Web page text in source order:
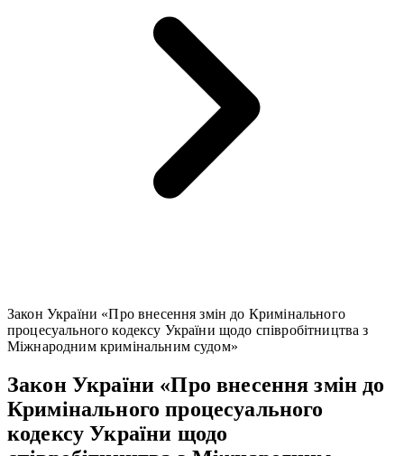
Закон України «Про внесення змін до Кримінального
процесуального кодексу України щодо співробітництва з
Міжнародним кримінальним судом»
Закон України «Про внесення змін до
Кримінального процесуального
кодексу України щодо